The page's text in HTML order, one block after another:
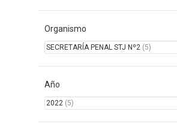
Organismo
SECRETARÍA PENAL STJ Nº2 (5)
Año
2022 (5)